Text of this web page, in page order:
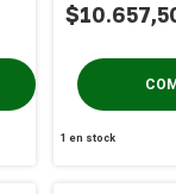
1 en stock